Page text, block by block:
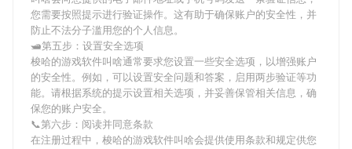
您需要按照提示进行验证操作。这有助于确保账户的安全性，并
防止不法分子滥用您的个人信息。
🛥第五步：设置安全选项
梭哈的游戏软件叫啥通常要求您设置一些安全选项，以增强账户
的安全性。例如，可以设置安全问题和答案，启用两步验证等功
能。请根据系统的提示设置相关选项，并妥善保管相关信息，确
保您的账户安全。
📞第六步：阅读并同意条款
在注册过程中，梭哈的游戏软件叫啥会提供使用条款和规定供您